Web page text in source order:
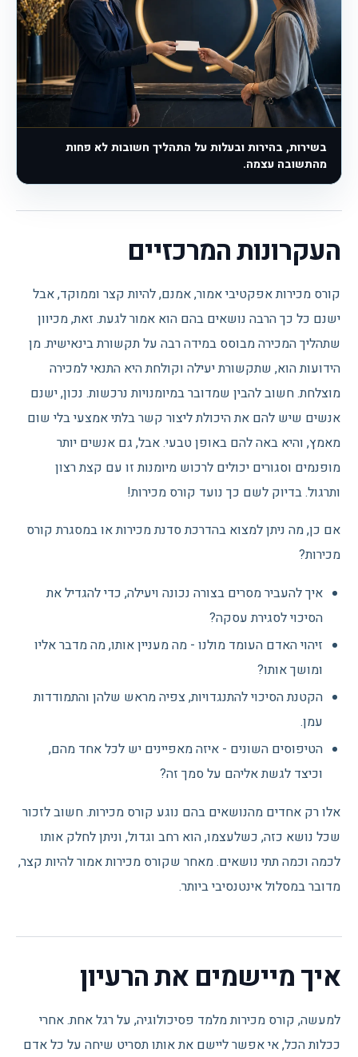
בשירות, בהירות ובעלות על התהליך חשובות לא פחות
מהתשובה עצמה.
העקרונות המרכזיים
קורס מכירות אפקטיבי אמור, אמנם, להיות קצר וממוקד, אבל
ישנם כל כך הרבה נושאים בהם הוא אמור לגעת. זאת, מכיוון
שתהליך המכירה מבוסס במידה רבה על תקשורת בינאישית. מן
הידועות הוא, שתקשורת יעילה וקולחת היא התנאי למכירה
מוצלחת. חשוב להבין שמדובר במיומנויות נרכשות. נכון, ישנם
אנשים שיש להם את היכולת ליצור קשר בלתי אמצעי בלי שום
מאמץ, והיא באה להם באופן טבעי. אבל, גם אנשים יותר
מופנמים וסגורים יכולים לרכוש מיומנות זו עם קצת רצון
ותרגול. בדיוק לשם כך נועד קורס מכירות!
אם כן, מה ניתן למצוא בהדרכת סדנת מכירות או במסגרת קורס
מכירות?
איך להעביר מסרים בצורה נכונה ויעילה, כדי להגדיל את
הסיכוי לסגירת עסקה?
זיהוי האדם העומד מולנו - מה מעניין אותו, מה מדבר אליו
ומושך אותו?
הקטנת הסיכוי להתנגדויות, צפיה מראש שלהן והתמודדות
עמן.
הטיפוסים השונים - איזה מאפיינים יש לכל אחד מהם,
וכיצד לגשת אליהם על סמך זה?
אלו רק אחדים מהנושאים בהם נוגע קורס מכירות. חשוב לזכור
שכל נושא כזה, כשלעצמו, הוא רחב וגדול, וניתן לחלק אותו
לכמה וכמה תתי נושאים. מאחר שקורס מכירות אמור להיות קצר,
מדובר במסלול אינטנסיבי ביותר.
איך מיישמים את הרעיון
למעשה, קורס מכירות מלמד פסיכולוגיה, על רגל אחת. אחרי
ככלות הכל, אי אפשר ליישם את אותו תסריט שיחה על כל אדם